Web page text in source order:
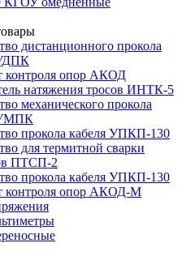
дистанционного прокола
контроля опор АКОД
натяжения тросов ИНТК-5
механического прокола
УМПК
прокола кабеля УПКП-130
для термитной сварки
ПТСП-2
прокола кабеля УПКП-130
контроля опор АКОД-М